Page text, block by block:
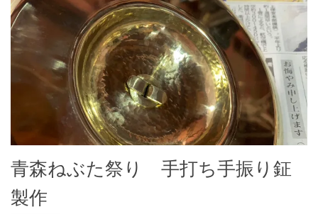
青森ねぶた祭り 手打ち手振り鉦
製作